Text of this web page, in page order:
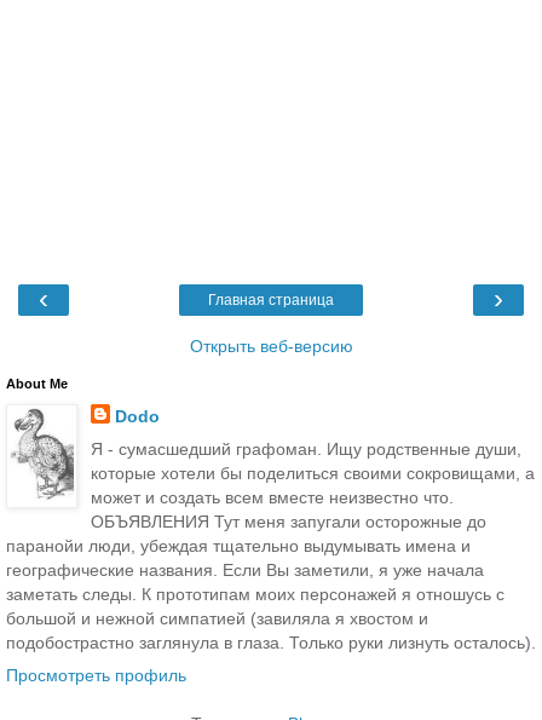
‹ ›
Главная страница
Открыть веб-версию
About Me
Dodo
Я - сумасшедший графоман. Ищу родственные души,
которые хотели бы поделиться своими сокровищами, а
может и создать всем вместе неизвестно что.
ОБЪЯВЛЕНИЯ Тут меня запугали осторожные до
паранойи люди, убеждая тщательно выдумывать имена и
географические названия. Если Вы заметили, я уже начала
заметать следы. К прототипам моих персонажей я отношусь с
большой и нежной симпатией (завиляла я хвостом и
подобострастно заглянула в глаза. Только руки лизнуть осталось).
Просмотреть профиль